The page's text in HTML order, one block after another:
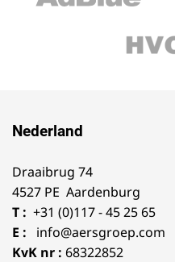
Nederland
Draaibrug 74
4527 PE Aardenburg
T : +31 (0)117 - 45 25 65
E :
info@aersgroep.com
KvK nr : 68322852